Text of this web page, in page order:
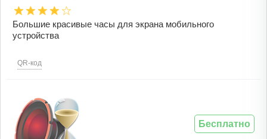
Большие красивые часы для экрана мобильного
устройства
QR-код
Бесплатно